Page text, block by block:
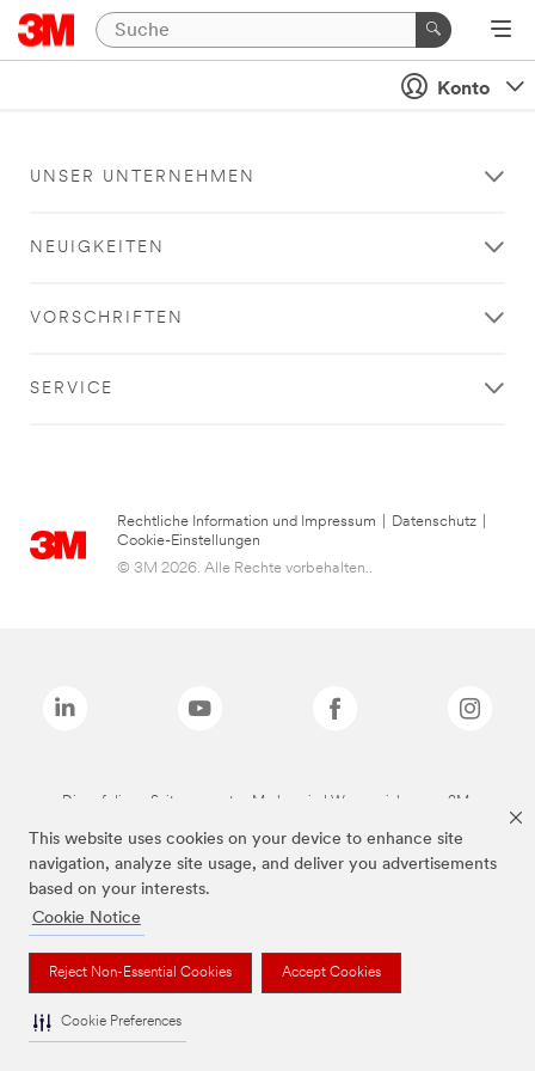
This website uses cookies on your device to enhance site
navigation, analyze site usage, and deliver you advertisements
based on your interests.
Cookie Notice
Reject Non-Essential Cookies Accept Cookies
Cookie Preferences
Konto
UNSER UNTERNEHMEN
NEUIGKEITEN
VORSCHRIFTEN
SERVICE
Rechtliche Information und Impressum Datenschutz
Cookie-Einstellungen
© 3M 2026. Alle Rechte vorbehalten..
Die auf dieser Seite genannten Marken sind Warenzeichen von 3M.